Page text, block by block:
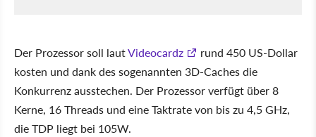
Der Prozessor soll lautVideocardz
rund 450 US-Dollar
kosten und dank des sogenannten 3D-Caches die
Konkurrenz ausstechen. Der Prozessor verfügt über 8
Kerne, 16 Threads und eine Taktrate von bis zu 4,5 GHz,
die TDP liegt bei 105W.